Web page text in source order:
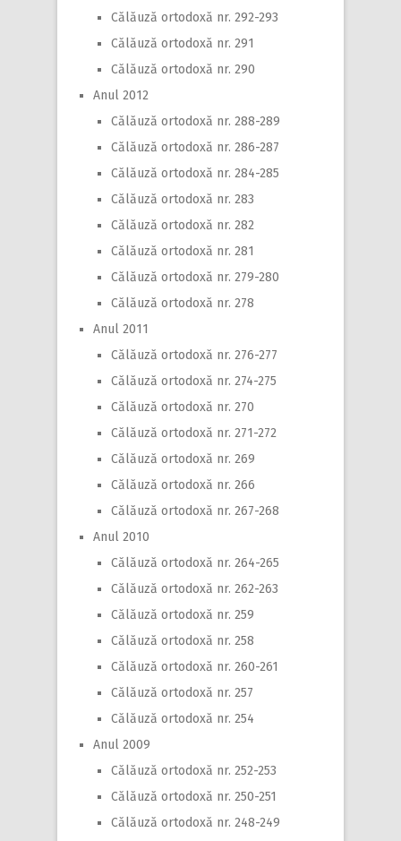
Călăuză ortodoxă nr. 292-293
Călăuză ortodoxă nr. 291
Călăuză ortodoxă nr. 290
Anul 2012
Călăuză ortodoxă nr. 288-289
Călăuză ortodoxă nr. 286-287
Călăuză ortodoxă nr. 284-285
Călăuză ortodoxă nr. 283
Călăuză ortodoxă nr. 282
Călăuză ortodoxă nr. 281
Călăuză ortodoxă nr. 279-280
Călăuză ortodoxă nr. 278
Anul 2011
Călăuză ortodoxă nr. 276-277
Călăuză ortodoxă nr. 274-275
Călăuză ortodoxă nr. 270
Călăuză ortodoxă nr. 271-272
Călăuză ortodoxă nr. 269
Călăuză ortodoxă nr. 266
Călăuză ortodoxă nr. 267-268
Anul 2010
Călăuză ortodoxă nr. 264-265
Călăuză ortodoxă nr. 262-263
Călăuză ortodoxă nr. 259
Călăuză ortodoxă nr. 258
Călăuză ortodoxă nr. 260-261
Călăuză ortodoxă nr. 257
Călăuză ortodoxă nr. 254
Anul 2009
Călăuză ortodoxă nr. 252-253
Călăuză ortodoxă nr. 250-251
Călăuză ortodoxă nr. 248-249